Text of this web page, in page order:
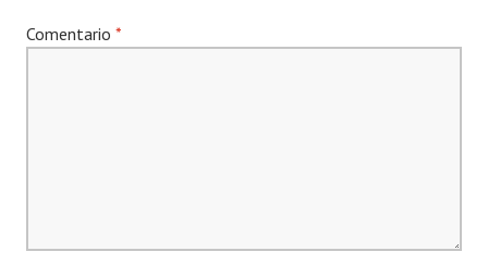
Comentario *